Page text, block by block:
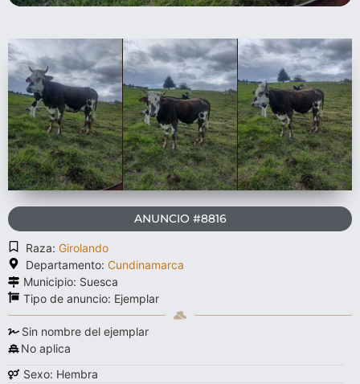
ANUNCIO #8816
Raza: Girolando
Departamento: Cundinamarca
Municipio: Suesca
Tipo de anuncio: Ejemplar
Sin nombre del ejemplar
No aplica
Sexo: Hembra